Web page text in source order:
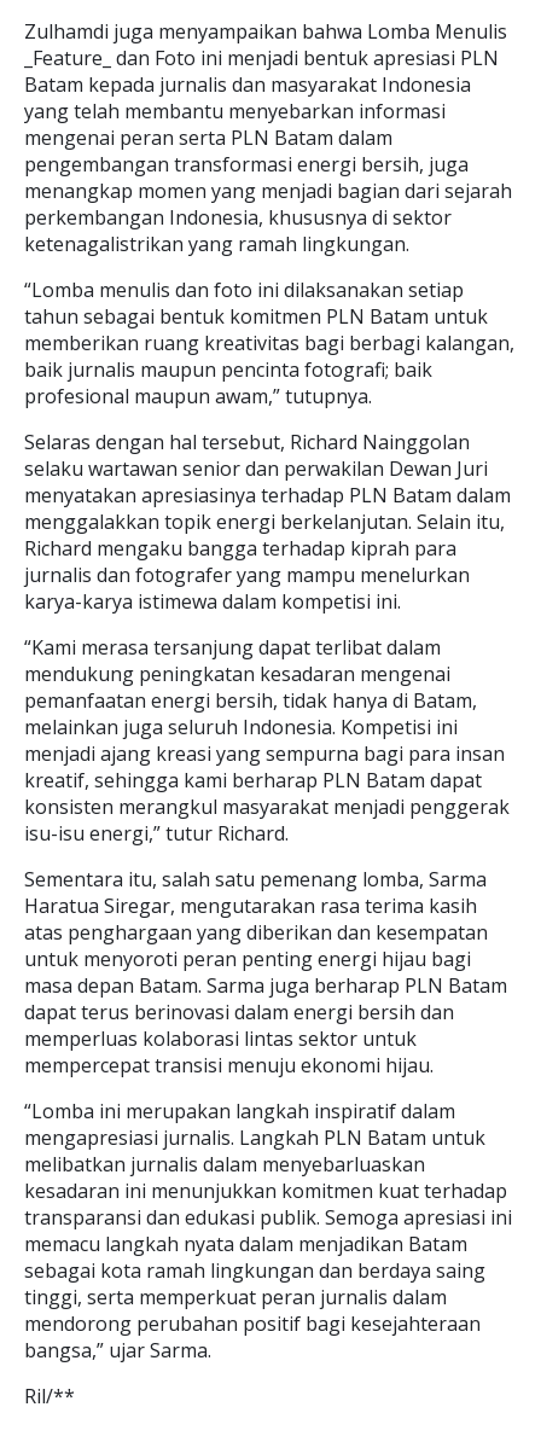
Zulhamdi juga menyampaikan bahwa Lomba Menulis
_Feature_ dan Foto ini menjadi bentuk apresiasi PLN
Batam kepada jurnalis dan masyarakat Indonesia
yang telah membantu menyebarkan informasi
mengenai peran serta PLN Batam dalam
pengembangan transformasi energi bersih, juga
menangkap momen yang menjadi bagian dari sejarah
perkembangan Indonesia, khususnya di sektor
ketenagalistrikan yang ramah lingkungan.
“Lomba menulis dan foto ini dilaksanakan setiap
tahun sebagai bentuk komitmen PLN Batam untuk
memberikan ruang kreativitas bagi berbagi kalangan,
baik jurnalis maupun pencinta fotografi; baik
profesional maupun awam,” tutupnya.
Selaras dengan hal tersebut, Richard Nainggolan
selaku wartawan senior dan perwakilan Dewan Juri
menyatakan apresiasinya terhadap PLN Batam dalam
menggalakkan topik energi berkelanjutan. Selain itu,
Richard mengaku bangga terhadap kiprah para
jurnalis dan fotografer yang mampu menelurkan
karya-karya istimewa dalam kompetisi ini.
“Kami merasa tersanjung dapat terlibat dalam
mendukung peningkatan kesadaran mengenai
pemanfaatan energi bersih, tidak hanya di Batam,
melainkan juga seluruh Indonesia. Kompetisi ini
menjadi ajang kreasi yang sempurna bagi para insan
kreatif, sehingga kami berharap PLN Batam dapat
konsisten merangkul masyarakat menjadi penggerak
isu-isu energi,” tutur Richard.
Sementara itu, salah satu pemenang lomba, Sarma
Haratua Siregar, mengutarakan rasa terima kasih
atas penghargaan yang diberikan dan kesempatan
untuk menyoroti peran penting energi hijau bagi
masa depan Batam. Sarma juga berharap PLN Batam
dapat terus berinovasi dalam energi bersih dan
memperluas kolaborasi lintas sektor untuk
mempercepat transisi menuju ekonomi hijau.
“Lomba ini merupakan langkah inspiratif dalam
mengapresiasi jurnalis. Langkah PLN Batam untuk
melibatkan jurnalis dalam menyebarluaskan
kesadaran ini menunjukkan komitmen kuat terhadap
transparansi dan edukasi publik. Semoga apresiasi ini
memacu langkah nyata dalam menjadikan Batam
sebagai kota ramah lingkungan dan berdaya saing
tinggi, serta memperkuat peran jurnalis dalam
mendorong perubahan positif bagi kesejahteraan
bangsa,” ujar Sarma.
Ril/**